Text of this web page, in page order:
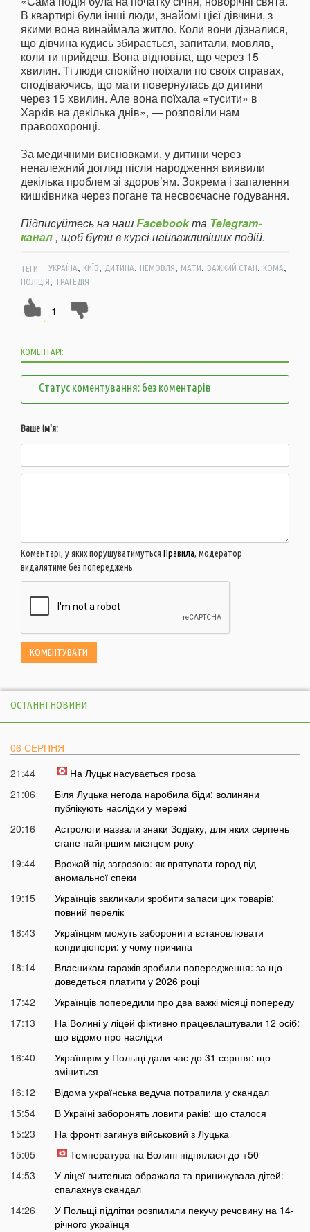
В квартирі були інші люди, знайомі цієї дівчини, з
якими вона винаймала житло. Коли вони дізналися,
що дівчина кудись збирається, запитали, мовляв,
коли ти прийдеш. Вона відповіла, що через 15
хвилин. Ті люди спокійно поїхали по своїх справах,
сподіваючись, що мати повернулась до дитини
через 15 хвилин. Але вона поїхала «тусити» в
Харків на декілька днів», — розповіли нам
правоохоронці.
За медичними висновками, у дитини через
неналежний догляд після народження виявили
декілька проблем зі здоров’ям. Зокрема і запалення
кишківника через погане та несвоєчасне годування.
Підписуйтесь на нашFacebookта Telegram-
канал, щоб бути в курсі найважливіших подій.
ТЕГИ: УКРАЇНА, КИЇВ, ДИТИНА, НЕМОВЛЯ, МАТИ, ВАЖКИЙ СТАН, КОМА,
ПОЛІЦІЯ, ТРАГЕДІЯ
1
КОМЕНТАРІ:
Статус коментування: без коментарів
Ваше ім'я:
Коментарі, у яких порушуватимуться Правила, модератор
видалятиме без попереджень.
ОСТАННІ НОВИНИ
06 СЕРПНЯ
21:44
На Луцьк насувається гроза
21:06
Біля Луцька негода наробила біди: волиняни
публікують наслідки у мережі
20:16
Астрологи назвали знаки Зодіаку, для яких серпень
стане найгіршим місяцем року
19:44
Врожай під загрозою: як врятувати город від
аномальної спеки
19:15
Українців закликали зробити запаси цих товарів:
повний перелік
18:43
Українцям можуть заборонити встановлювати
кондиціонери: у чому причина
18:14
Власникам гаражів зробили попередження: за що
доведеться платити у 2026 році
17:42
Українців попередили про два важкі місяці попереду
17:13
На Волині у ліцей фіктивно працевлаштували 12 осіб:
що відомо про наслідки
16:40
Українцям у Польщі дали час до 31 серпня: що
зміниться
16:12
Відома українська ведуча потрапила у скандал
15:54
В Україні заборонять ловити раків: що сталося
15:23
На фронті загинув військовий з Луцька
15:05
Температура на Волині піднялася до +50
14:53
У ліцеї вчителька ображала та принижувала дітей:
спалахнув скандал
14:26
У Польщі підлітки розпилили пекучу речовину на 14-
річного українця